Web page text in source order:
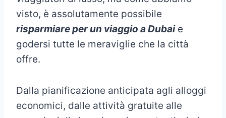
visto, è assolutamente possibile
risparmiare per un viaggio a Dubaie
godersi tutte le meraviglie che la città
offre.
Dalla pianificazione anticipata agli alloggi
economici, dalle attività gratuite alle